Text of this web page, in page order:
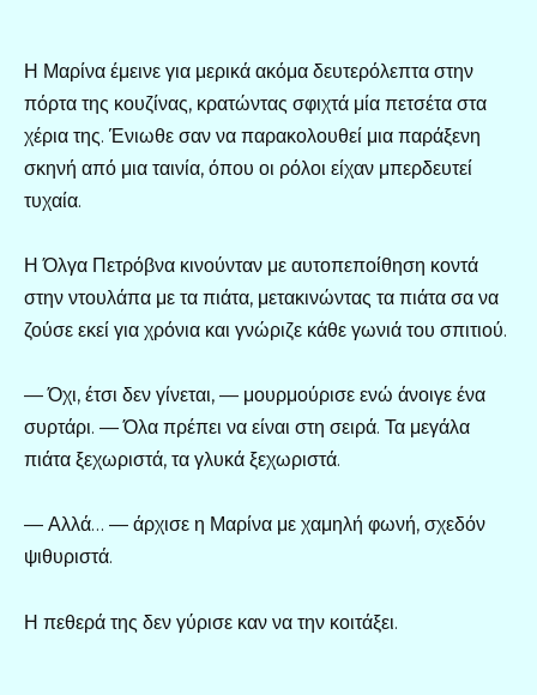
Η Μαρίνα έμεινε για μερικά ακόμα δευτερόλεπτα στην
πόρτα της κουζίνας, κρατώντας σφιχτά μία πετσέτα στα
χέρια της. Ένιωθε σαν να παρακολουθεί μια παράξενη
σκηνή από μια ταινία, όπου οι ρόλοι είχαν μπερδευτεί
τυχαία.
Η Όλγα Πετρόβνα κινούνταν με αυτοπεποίθηση κοντά
στην ντουλάπα με τα πιάτα, μετακινώντας τα πιάτα σα να
ζούσε εκεί για χρόνια και γνώριζε κάθε γωνιά του σπιτιού.
— Όχι, έτσι δεν γίνεται, — μουρμούρισε ενώ άνοιγε ένα
συρτάρι. — Όλα πρέπει να είναι στη σειρά. Τα μεγάλα
πιάτα ξεχωριστά, τα γλυκά ξεχωριστά.
— Αλλά… — άρχισε η Μαρίνα με χαμηλή φωνή, σχεδόν
ψιθυριστά.
Η πεθερά της δεν γύρισε καν να την κοιτάξει.